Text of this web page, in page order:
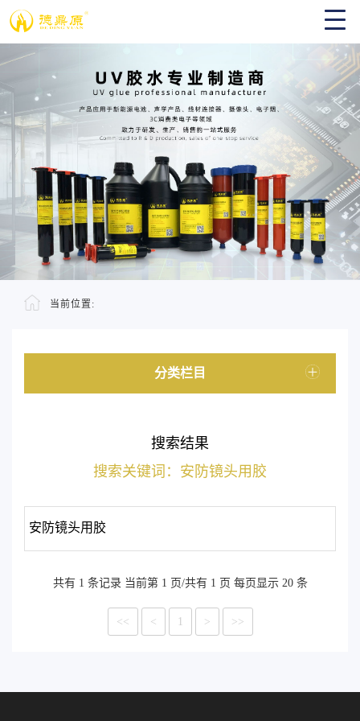
当前位置:
分类栏目
搜索结果
搜索关键词：安防镜头用胶
安防镜头用胶
共有 1 条记录 当前第 1 页/共有 1 页 每页显示 20 条
<< < 1 > >>